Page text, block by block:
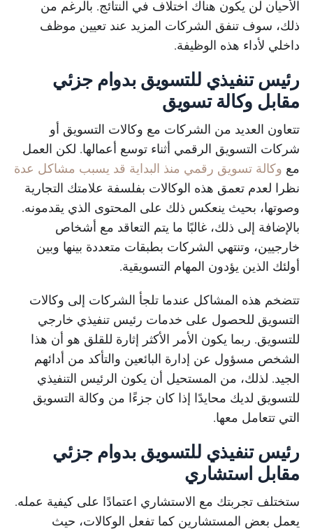
الأحيان لن يكون هناك اختلاف في النتائج. بالرغم من
ذلك، سوف تنفق الشركات المزيد عند تعيين موظف
داخلي لأداء هذه الوظيفة.
رئيس تنفيذي للتسويق بدوام جزئي
مقابل وكالة تسويق
تتعاون العديد من الشركات مع وكالات التسويق أو
شركات التسويق الرقمي أثناء توسع أعمالها. لكن العمل
مع وكالة تسويق رقمي منذ البداية قد يسبب مشاكل عدة
نظرا لعدم تعمق هذه الوكالات بفلسفة علامتك التجارية
وصوتها، بحيث ينعكس ذلك على المحتوى الذي يقدمونه.
بالإضافة إلى ذلك، غالبًا ما يتم التعاقد مع أشخاص
خارجيين، وتنتهي الشركات بطبقات متعددة بينها وبين
أولئك الذين يؤدون المهام التسويقية.
تتضخم هذه المشاكل عندما تلجأ الشركات إلى وكالات
التسويق للحصول على خدمات رئيس تنفيذي خارجي
للتسويق. ربما يكون الأمر الأكثر إثارة للقلق هو أن هذا
الشخص مسؤول عن إدارة البائعين والتأكد من أدائهم
الجيد. لذلك، من المستحيل أن يكون الرئيس التنفيذي
للتسويق لديك محايدًا إذا كان جزءًا من وكالة التسويق
التي تتعامل معها.
رئيس تنفيذي للتسويق بدوام جزئي
مقابل استشاري
ستختلف تجربتك مع الاستشاري اعتمادًا على كيفية عمله.
يعمل بعض المستشارين كما تفعل الوكالات، حيث